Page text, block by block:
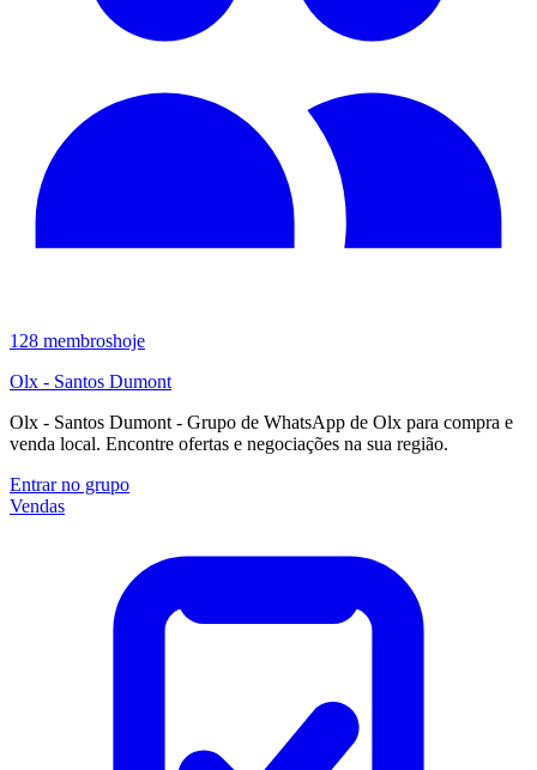
128 membroshoje
Olx - Santos Dumont
Olx - Santos Dumont - Grupo de WhatsApp de Olx para compra e
venda local. Encontre ofertas e negociações na sua região.
Entrar no grupo
Vendas